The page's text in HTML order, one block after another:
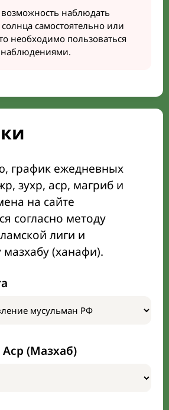
возможность наблюдать
солнца самостоятельно или
необходимо пользоваться
график ежедневных
зухр, аср, магриб и
на сайте
согласно методу
лиги и
(ханафи).
(Мазхаб)